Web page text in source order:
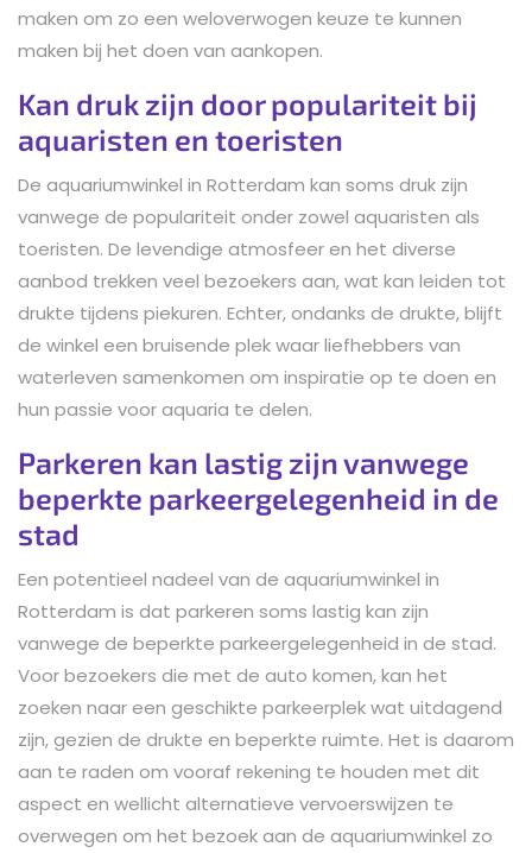
maken om zo een weloverwogen keuze te kunnen
maken bij het doen van aankopen.
Kan druk zijn door populariteit bij
aquaristen en toeristen
De aquariumwinkel in Rotterdam kan soms druk zijn
vanwege de populariteit onder zowel aquaristen als
toeristen. De levendige atmosfeer en het diverse
aanbod trekken veel bezoekers aan, wat kan leiden tot
drukte tijdens piekuren. Echter, ondanks de drukte, blijft
de winkel een bruisende plek waar liefhebbers van
waterleven samenkomen om inspiratie op te doen en
hun passie voor aquaria te delen.
Parkeren kan lastig zijn vanwege
beperkte parkeergelegenheid in de
stad
Een potentieel nadeel van de aquariumwinkel in
Rotterdam is dat parkeren soms lastig kan zijn
vanwege de beperkte parkeergelegenheid in de stad.
Voor bezoekers die met de auto komen, kan het
zoeken naar een geschikte parkeerplek wat uitdagend
zijn, gezien de drukte en beperkte ruimte. Het is daarom
aan te raden om vooraf rekening te houden met dit
aspect en wellicht alternatieve vervoerswijzen te
overwegen om het bezoek aan de aquariumwinkel zo